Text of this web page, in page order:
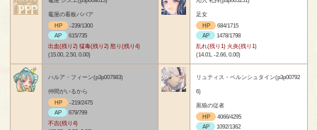
竈屋の看板ババア
HP
-239/1300
AP
615/735
出血(残り2) 猛毒(残り2) 怒り(残り4)
(15.00, 2.50, 0.00)
足女
HP
684/1715
AP
1478/1798
乱れ(残り1) 火炎(残り1)
(14.01, -2.66, 0.00)
ハルア・フィーン(p3p007983)
仲間がいるから
HP
-219/2475
AP
679/799
不吉(残り4)
リュティス・ベルンシュタイン(p3p00792
6)
黒狼の従者
HP
4066/4295
AP
1092/1362